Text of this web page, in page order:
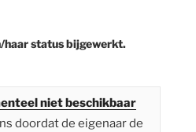
haar status bijgewerkt.
niet beschikbaar
doordat de eigenaar de